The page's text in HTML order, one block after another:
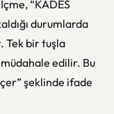
“KADES
durumlarda
Tek bir tuşla
edilir. Bu
şeklinde ifade